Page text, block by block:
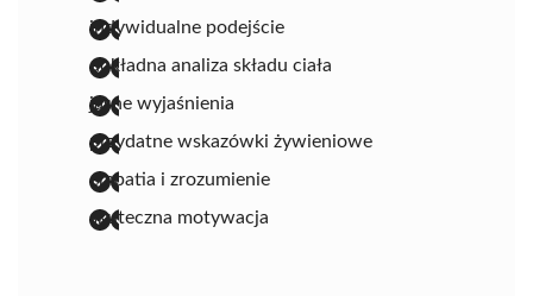
indywidualne podejście
dokładna analiza składu ciała
jasne wyjaśnienia
przydatne wskazówki żywieniowe
empatia i zrozumienie
skuteczna motywacja